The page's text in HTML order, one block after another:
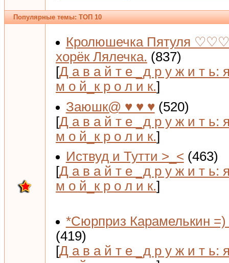
Популярные темы: ТОП 10
Кролюшечка Пятуля
хорёк Лялечка. (837)
[Д а в а й т е _д р у ж и т ь:
м о й_к р о л и к.]
Заюшк@ ♥ ♥ ♥ (520)
[Д а в а й т е _д р у ж и т ь:
м о й_к р о л и к.]
Иствуд и Тутти >_< (463)
[Д а в а й т е _д р у ж и т ь:
м о й_к р о л и к.]
*Сюрприз Карамелькин =)
(419)
[Д а в а й т е _д р у ж и т ь: